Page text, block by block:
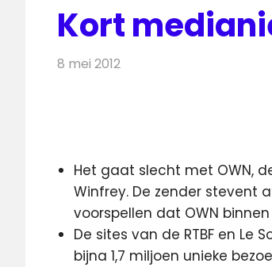
Kort
8 mei 2012
Het gaat slecht met OWN,
Winfrey. De zender stevent
voorspellen dat OWN
De sites van de RTBF en Le
bijna 1,7 miljoen unieke